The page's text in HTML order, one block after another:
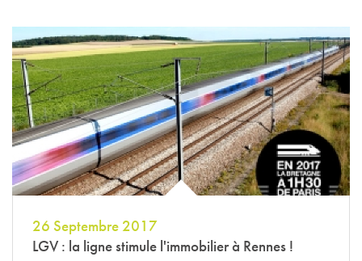
26 Septembre 2017
LGV : la ligne stimule l'immobilier à Rennes !